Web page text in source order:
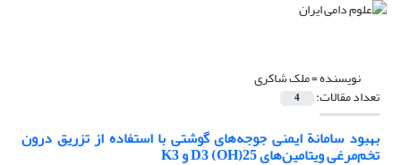
نویسنده =ملک شاکری
تعداد مقالات: 4
بهبود سامانة ایمنی جوجه‌های گوشتی با استفاده از تزریق درون
تخم‌مرغی ویتامین‌های 25(OH) D3 و K3